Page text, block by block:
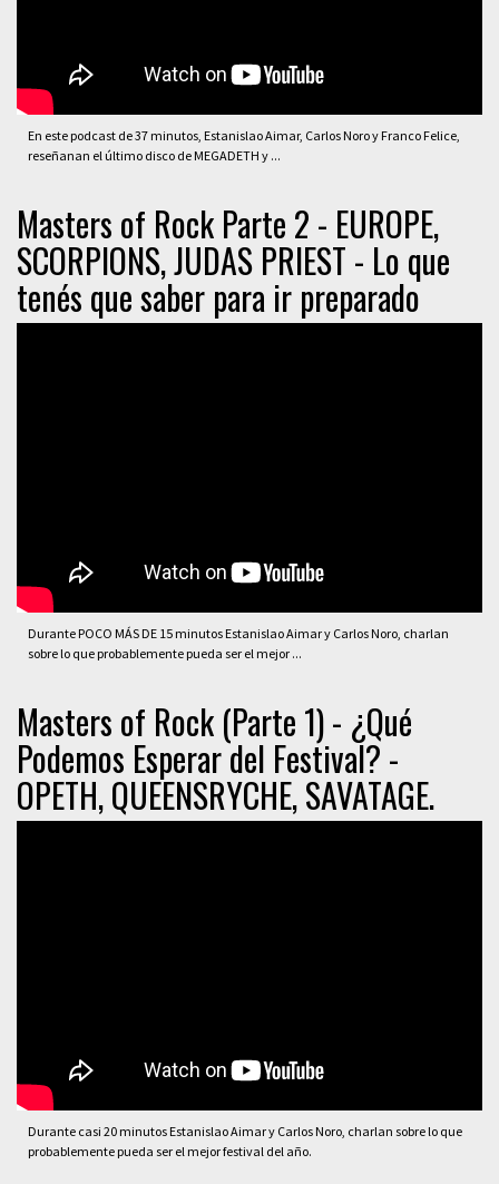
En este podcast de 37 minutos, Estanislao Aimar, Carlos Noro y Franco Felice,
reseñanan el último disco de MEGADETH y ...
Masters of Rock Parte 2 - EUROPE,
SCORPIONS, JUDAS PRIEST - Lo que
tenés que saber para ir preparado
Durante POCO MÁS DE 15 minutos Estanislao Aimar y Carlos Noro, charlan
sobre lo que probablemente pueda ser el mejor ...
Masters of Rock (Parte 1) - ¿Qué
Podemos Esperar del Festival? -
OPETH, QUEENSRYCHE, SAVATAGE.
Durante casi 20 minutos Estanislao Aimar y Carlos Noro, charlan sobre lo que
probablemente pueda ser el mejor festival del año.